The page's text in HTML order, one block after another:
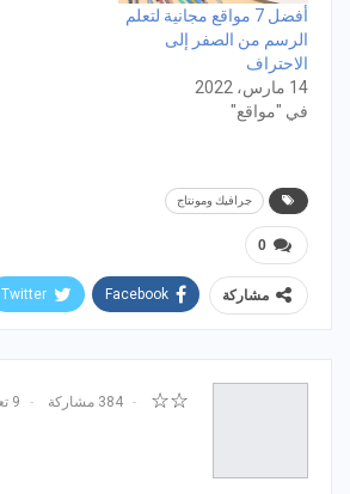
أفضل 7 مواقع مجانية لتعلم
الرسم من الصفر إلى
الاحتراف
14 مارس، 2022
في "مواقع"
جرافيك ومونتاج
0
مشاركة Facebook
Twitter
☆☆ 384 مشاركة 9 تعليق